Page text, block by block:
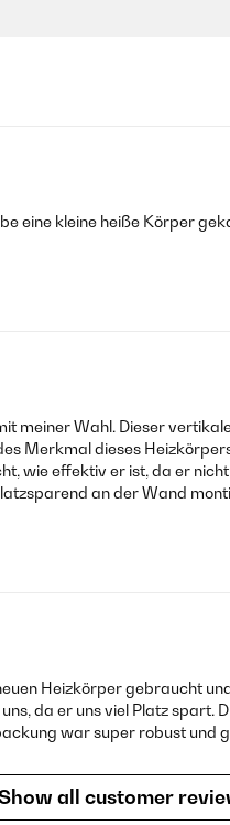
eine kleine heiße Körper
meiner Wahl. Dieser
Merkmal dieses
wie effektiv er ist, da er
an der Wand
Heizkörper gebraucht
da er uns viel Platz
war super robust
all customer